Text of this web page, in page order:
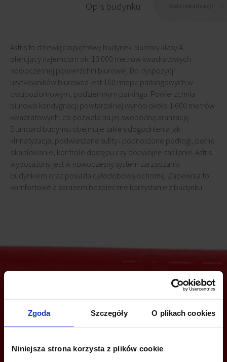
Zgoda Szczegóły O plikach cookies
Niniejsza strona korzysta z plików cookie
Opis budynku
Astris to dziewięciopiętrowy budynek biurowy klasy A,
oferujący najemcom ok. 13 000 metrów kwadratowych
nowoczesnej powierzchni biurowej. Do dyspozycji
użytkowników biurowca jest 160 miejsc parkingowych w
dwupoziomowym, podziemnym parkingu. Powierzchnia
biurowa kondygnacji powtarzalnej wynosi około 1 600 metrów
kwadratowych, co pozwala na jej swobodną aranżację.
Standard budynku obejmuje takie udogodnienia jak
klimatyzacja, podwieszane sufity i podnoszone podłogi, pełne
okablowanie, kontrole dostępu czy podwójne zasilanie. Astris
wyposażony jest w nowoczesny system zarządzania
budynkiem oraz posiada całodobową ochronę. Zapewnia to
komfortowe a zarazem bezpieczne korzystanie z budynku.
Jesteś zainteresowany tą ofertą?
ZADZWOŃ I DOWIEDZ SIĘ WIĘCEJ